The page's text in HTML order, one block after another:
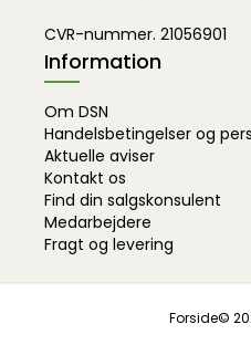
CVR-nummer. 21056901
Information
Om DSN
Handelsbetingelser og
Aktuelle aviser
Kontakt os
Find din salgskonsulent
Medarbejdere
Fragt og levering
Forside©